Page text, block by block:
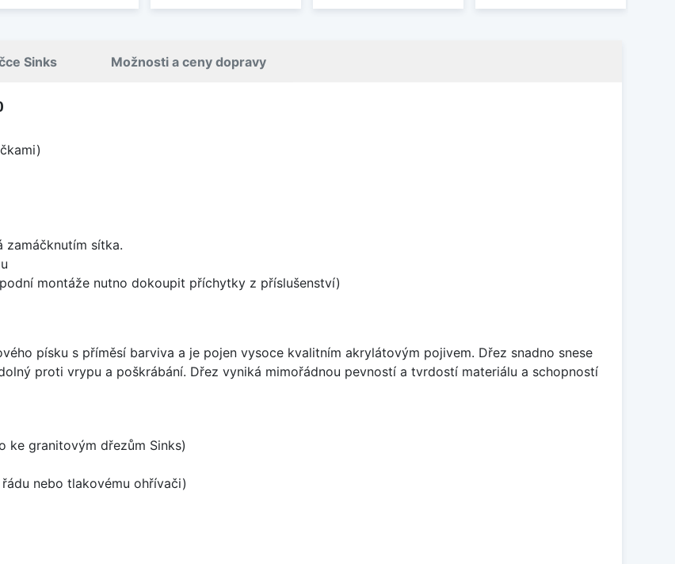
Sinks Možnosti a ceny dopravy
zamáčknutím sítka.
montáže nutno dokoupit příchytky z příslušenství)
písku s příměsí barviva a je pojen vysoce kvalitním akrylátovým pojivem. Dřez snadno snese
proti vrypu a poškrábání. Dřez vyniká mimořádnou pevností a tvrdostí materiálu a schopností
ke granitovým dřezům Sinks)
nebo tlakovému ohřívači)